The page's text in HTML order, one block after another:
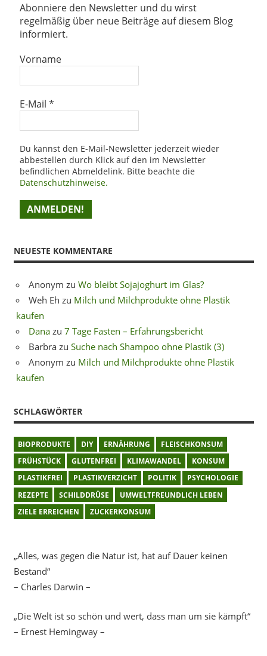
Abonniere den Newsletter und du wirst
regelmäßig über neue Beiträge auf diesem Blog
informiert.
Vorname
E-Mail *
Du kannst den E-Mail-Newsletter jederzeit wieder
abbestellen durch Klick auf den im Newsletter
befindlichen Abmeldelink. Bitte beachte die
Datenschutzhinweise.
NEUESTE KOMMENTARE
Anonym zu Wo bleibt Sojajoghurt im Glas?
Weh Eh zu Milch und Milchprodukte ohne Plastik
kaufen
Dana zu 7 Tage Fasten – Erfahrungsbericht
Barbra zu Suche nach Shampoo ohne Plastik (3)
Anonym zu Milch und Milchprodukte ohne Plastik
kaufen
SCHLAGWÖRTER
BIOPRODUKTE DIY ERNÄHRUNG
FLEISCHKONSUM
FRÜHSTÜCK
GLUTENFREI KLIMAWANDEL
KONSUM
PLASTIKFREI
PLASTIKVERZICHT POLITIK
PSYCHOLOGIE
REZEPTE
SCHILDDRÜSE
UMWELTFREUNDLICH LEBEN
ZIELE ERREICHEN
ZUCKERKONSUM
„Alles, was gegen die Natur ist, hat auf Dauer keinen
Bestand“
– Charles Darwin –
„Die Welt ist so schön und wert, dass man um sie kämpft“
– Ernest Hemingway –